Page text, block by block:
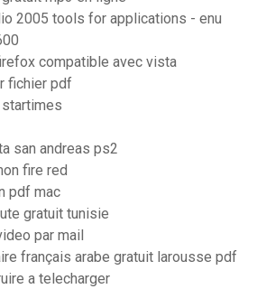
2005 tools for applications - enu
compatible avec vista
fichier pdf
san andreas ps2
fire red
pdf mac
gratuit tunisie
par mail
français arabe gratuit larousse pdf
a telecharger